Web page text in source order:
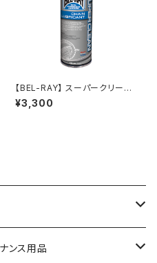
【BEL-RAY】 スーパークリーン・
チェーンリューブ 【ベルレイ】 S
UPER CLEAN CHAIN LUBE
¥3,300
ンス用品